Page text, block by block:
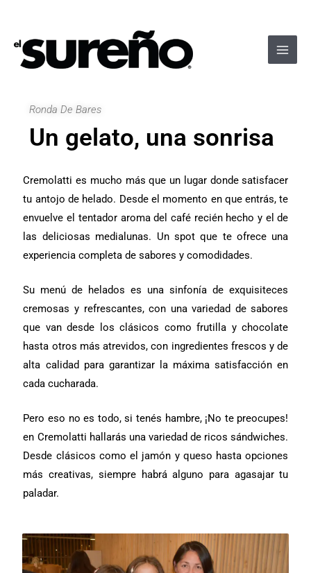
contenido
Ronda De Bares
Un gelato, una sonrisa
Cremolatti es mucho más que un lugar donde satisfacer
tu antojo de helado. Desde el momento en que entrás, te
envuelve el tentador aroma del café recién hecho y el de
las deliciosas medialunas. Un spot que te ofrece una
experiencia completa de sabores y comodidades.
Su menú de helados es una sinfonía de exquisiteces
cremosas y refrescantes, con una variedad de sabores
que van desde los clásicos como frutilla y chocolate
hasta otros más atrevidos, con ingredientes frescos y de
alta calidad para garantizar la máxima satisfacción en
cada cucharada.
Pero eso no es todo, si tenés hambre, ¡No te preocupes!
en Cremolatti hallarás una variedad de ricos sándwiches.
Desde clásicos como el jamón y queso hasta opciones
más creativas, siempre habrá alguno para agasajar tu
paladar.
entradas